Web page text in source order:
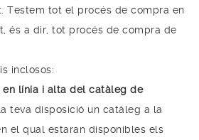
Testem tot el procés de compra en
és a dir, tot procés de compra de
inclosos:
línia i alta del catàleg de
teva disposició un catàleg a la
el qual estaran disponibles els